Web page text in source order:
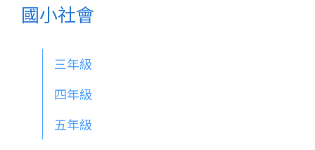
國小社會
三年級
四年級
五年級